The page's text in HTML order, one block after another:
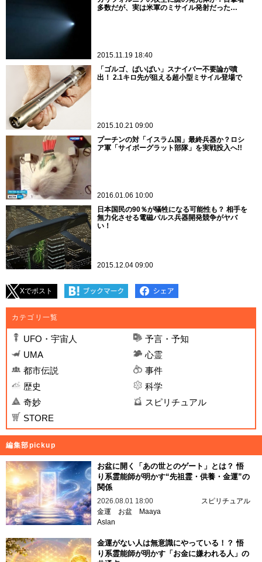
多数だが、実は米軍のミサイル発射だった…
2015.11.19 18:40
「ゴルゴ、ばいばい」スナイパー不要論が噴
出！ 2.1キロ先が狙える超小型ミサイル登場で
2015.10.21 09:00
プーチンの対「イスラム国」最終兵器か？ロシ
ア軍「サイボーグラット部隊」を実戦投入へ!!
2016.01.06 10:00
日本国民の90％が犠牲になる可能性も？ 相手を
無力化させる電磁パルス兵器開発競争がヤバ
い！
2015.12.04 09:00
Xでポスト
カテゴリ一覧
UFO・宇宙人
予言・予知
UMA
心霊
都市伝説
事件
歴史
科学
奇妙
スピリチュアル
STORE
編集部pickup
お盆に開く「あの世とのゲート」とは？ 悟
り系霊能師が明かす“先祖霊・供養・金運”の
関係
2026.08.01 18:00
スピリチュアル
金運
お盆
Maaya
Aslan
金運がない人は無意識にやっている！？ 悟
り系霊能師が明かす「お金に嫌われる人」の